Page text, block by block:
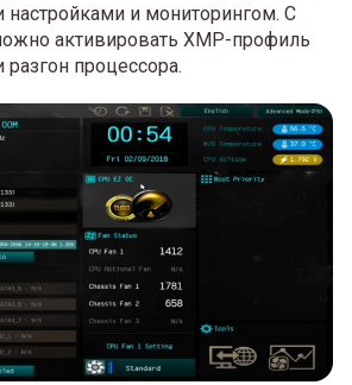
и мониторингом. С
активировать XMP-профиль
разгон процессора.